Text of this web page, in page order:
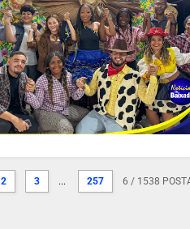
2 3 ... 257 6 / 1538